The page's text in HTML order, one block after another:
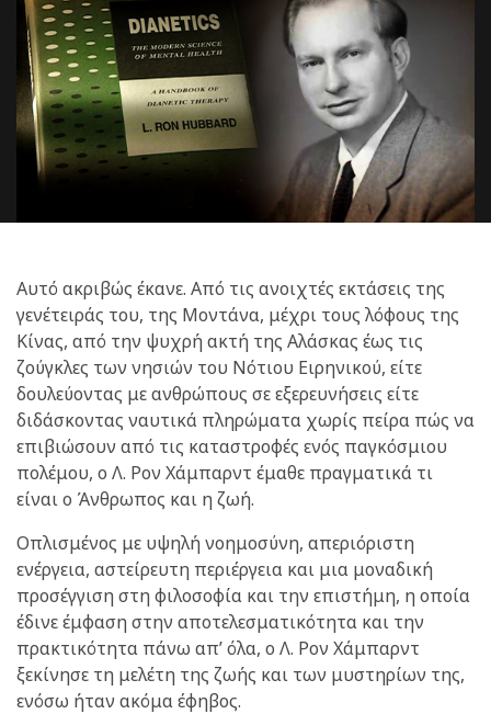
Αυτό ακριβώς έκανε. Από τις ανοιχτές εκτάσεις της
γενέτειράς του, της Μοντάνα, μέχρι τους λόφους της
Κίνας, από την ψυχρή ακτή της Αλάσκας έως τις
ζούγκλες των νησιών του Νότιου Ειρηνικού, είτε
δουλεύοντας με ανθρώπους σε εξερευνήσεις είτε
διδάσκοντας ναυτικά πληρώματα χωρίς πείρα πώς να
επιβιώσουν από τις καταστροφές ενός παγκόσμιου
πολέμου, ο Λ. Ρον Χάμπαρντ έμαθε πραγματικά τι
είναι ο Άνθρωπος και η ζωή.
Οπλισμένος με υψηλή νοημοσύνη, απεριόριστη
ενέργεια, αστείρευτη περιέργεια και μια μοναδική
προσέγγιση στη φιλοσοφία και την επιστήμη, η οποία
έδινε έμφαση στην αποτελεσματικότητα και την
πρακτικότητα πάνω απ’ όλα, ο Λ. Ρον Χάμπαρντ
ξεκίνησε τη μελέτη της ζωής και των μυστηρίων της,
ενόσω ήταν ακόμα έφηβος.